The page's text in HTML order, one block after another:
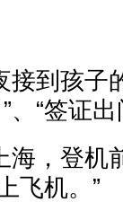
到孩子
、“签证
，登机
飞机。”